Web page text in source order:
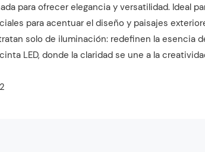
para ofrecer elegancia y versatilidad. Ideal
para acentuar el diseño y paisajes
solo de iluminación: redefinen la esencia
LED, donde la claridad se une a la